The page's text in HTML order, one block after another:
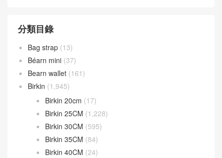
分類目錄
Bag strap(13)
Béarn mini(37)